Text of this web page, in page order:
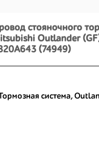
стояночного
Outlander
(74949)
система,